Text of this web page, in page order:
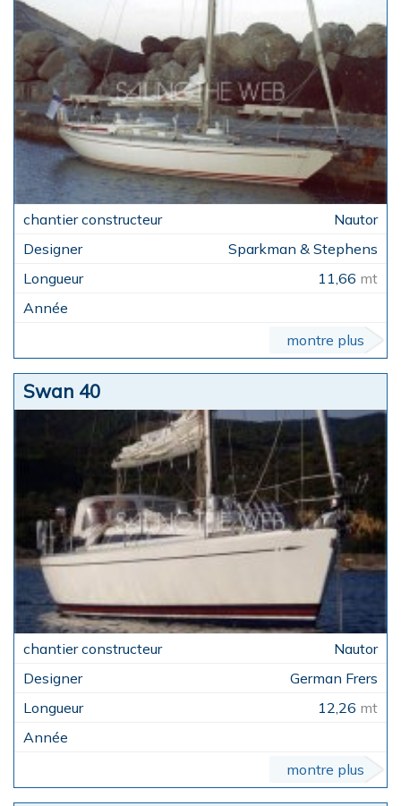
Nautor
Sparkman & Stephens
11,66 mt
montre plus
Swan 40
Nautor
German Frers
12,26 mt
montre plus